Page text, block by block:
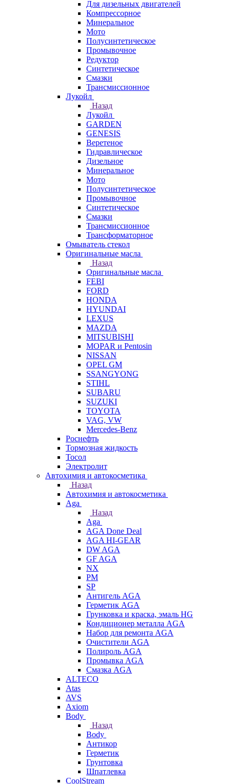
Для дизельных двигателей
Компрессорное
Минеральное
Мото
Полусинтетическое
Промывочное
Редуктор
Синтетическое
Смазки
Трансмиссионное
Лукойл
Назад
Лукойл
GARDEN
GENESIS
Веретеное
Гидравлическое
Дизельное
Минеральное
Мото
Полусинтетическое
Промывочное
Синтетическое
Смазки
Трансмиссионное
Трансформаторное
Омыватель стекол
Оригинальные масла
Назад
Оригинальные масла
FEBI
FORD
HONDA
HYUNDAI
LEXUS
MAZDA
MITSUBISHI
MOPAR и Pentosin
NISSAN
OPEL GM
SSANGYONG
STIHL
SUBARU
SUZUKI
TOYOTA
VAG, VW
Мercedes-Benz
Роснефть
Тормозная жидкость
Тосол
Электролит
Автохимия и автокосметика
Назад
Автохимия и автокосметика
Aga
Назад
Aga
AGA Done Deal
AGA HI-GEAR
DW AGA
GF AGA
NX
PM
SP
Антигель AGA
Герметик AGA
Грунковка и краска, эмаль HG
Кондиционер металла AGA
Набор для ремонта AGA
Очистители AGA
Полироль AGA
Промывка AGA
Смазка AGA
ALTECO
Atas
AVS
Axiom
Body
Назад
Body
Антикор
Герметик
Грунтовка
Шпатлевка
CoolStream